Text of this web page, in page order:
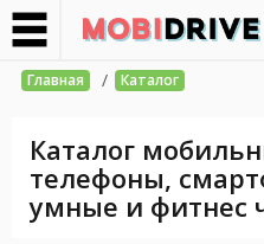
Главная / Каталог
Каталог
телефоны,
умные и фитнес